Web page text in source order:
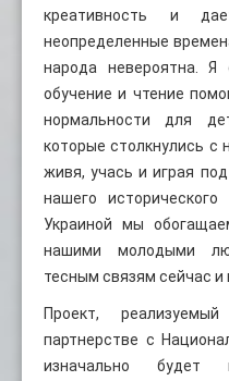
креативность и
неопределенные
народа невероятна. Я
обучение и чтение
нормальности для
которые столкнулись с
живя, учась и играя
нашего
Украиной мы
нашими молодыми
тесным связям сейчас и
Проект,
партнерстве с
изначально